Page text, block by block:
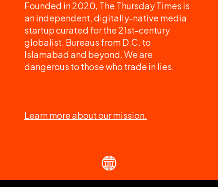
Founded in 2020, The Thursday Times is
an independent, digitally-native media
startup curated for the 21st-century
globalist. Bureaus from D.C. to
Islamabad and beyond. We are
dangerous to those who trade in lies.
Learn more about our mission.